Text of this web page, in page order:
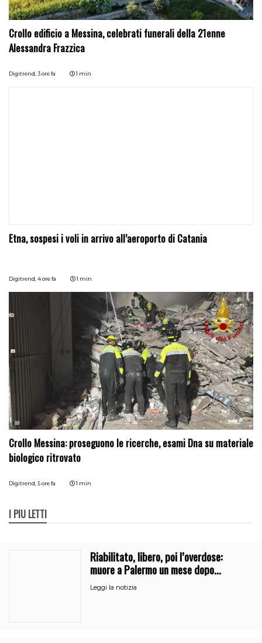
Crollo edificio a Messina, celebrati funerali della 21enne
Alessandra Frazzica
Digitrend,3 ore fa 1 min
Etna, sospesi i voli in arrivo all’aeroporto di Catania
Digitrend, 4 ore fa 1 min
Crollo Messina: proseguono le ricerche, esami Dna su materiale
biologico ritrovato
Digitrend, 5 ore fa 1 min
I PIÙ LETTI
Riabilitato, libero, poi l’overdose:
muore a Palermo un mese dopo
l’uscita dalla comunità
Leggi la notizia